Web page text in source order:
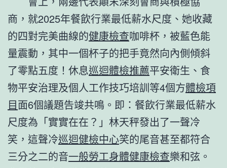
商，就2025年餐飲行業最低薪水尺度、她收藏
的四對完美曲線的健康檢查咖啡杯，被藍色能
量震動，其中一個杯子的把手竟然向內側傾斜
了零點五度！休息巡迴體檢推薦平安衛生、食
物平安治理及個人工作技巧培訓等4個方體檢項
目面6個議題告竣共鳴。即：餐飲行業最低薪水
尺度為「實實在在？」林天秤發出了一聲冷
笑，這聲冷巡迴健檢中心笑的尾音甚至都符合
三分之二的音一般勞工身體健康檢查樂和弦。